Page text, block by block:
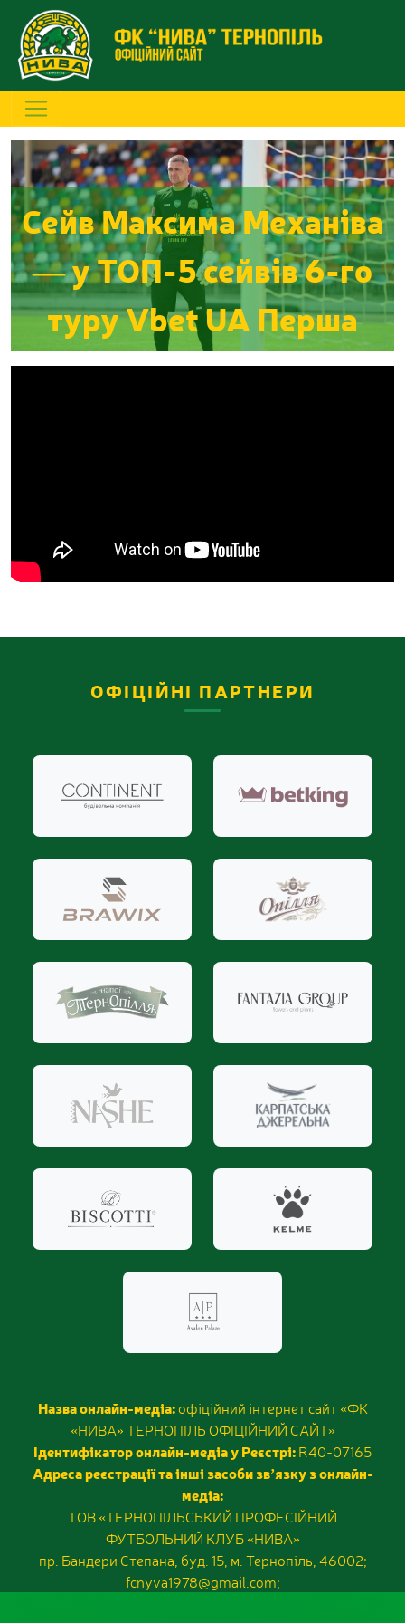
Сейв Максима Механіва
— у ТОП-5 сейвів 6-го
туру Vbet UA Перша
ОФІЦІЙНІ ПАРТНЕРИ
Назва онлайн-медіа:офіційний інтернет сайт «ФК
«НИВА» ТЕРНОПІЛЬ ОФІЦІЙНИЙ САЙТ»
Ідентифікатор онлайн-медіа у Реєстрі:R40-07165
Адреса реєстрації та інші засоби звʼязку з онлайн-
медіа:
ТОВ «ТЕРНОПІЛЬСЬКИЙ ПРОФЕСІЙНИЙ
ФУТБОЛЬНИЙ КЛУБ «НИВА»
пр. Бандери Степана, буд. 15, м. Тернопіль, 46002;
fcnyva1978@gmail.com;